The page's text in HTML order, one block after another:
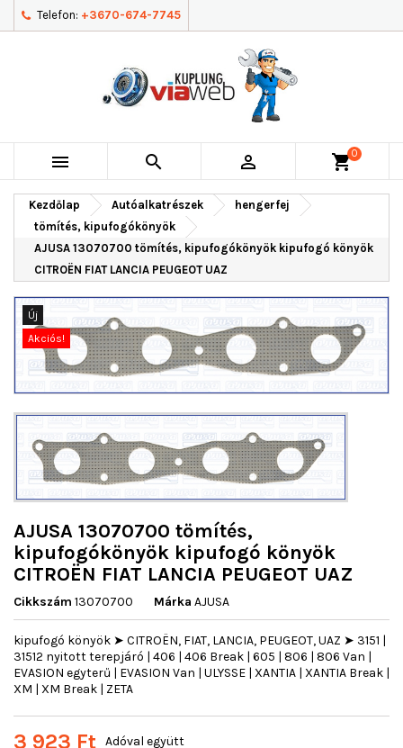
Telefon: +3670-674-7745
   shopping_cart0
Kezdőlap Autóalkatrészek
hengerfej
tömítés, kipufogókönyök
AJUSA 13070700 tömítés, kipufogókönyök kipufogó könyök
CITROËN FIAT LANCIA PEUGEOT UAZ
Új
Akciós!
AJUSA 13070700 tömítés,
kipufogókönyök kipufogó könyök
CITROËN FIAT LANCIA PEUGEOT UAZ
Cikkszám 13070700 Márka AJUSA
kipufogó könyök ➤ CITROËN, FIAT, LANCIA, PEUGEOT, UAZ ➤ 3151 |
31512 nyitott terepjáró | 406 | 406 Break | 605 | 806 | 806 Van |
EVASION egyterű | EVASION Van | ULYSSE | XANTIA | XANTIA Break |
XM | XM Break | ZETA
3 923 Ft Adóval együtt